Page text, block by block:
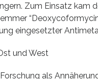
Zum Einsatz kam
eingesetzter
und West
als